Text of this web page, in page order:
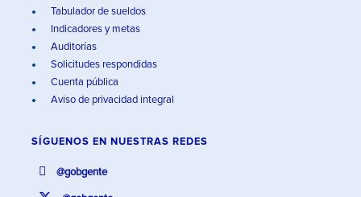
Tabulador de sueldos
Indicadores y metas
Auditorías
Solicitudes respondidas
Cuenta pública
Aviso de privacidad integral
SÍGUENOS EN NUESTRAS REDES
@gobgente